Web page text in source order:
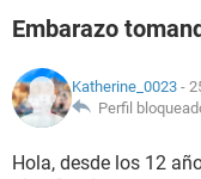
NUTRICIÓN
BIENESTAR
Embarazo
Katherine_0023 -
Perfil
Hola, desde los 12